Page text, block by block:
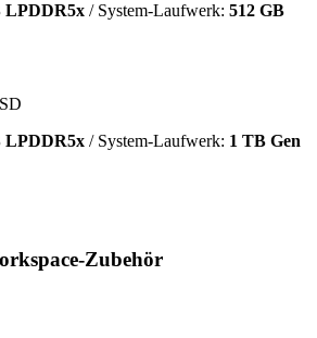
LPDDR5x / System-Laufwerk: 512 GB
LPDDR5x / System-Laufwerk: 1 TB Gen
Zubehör